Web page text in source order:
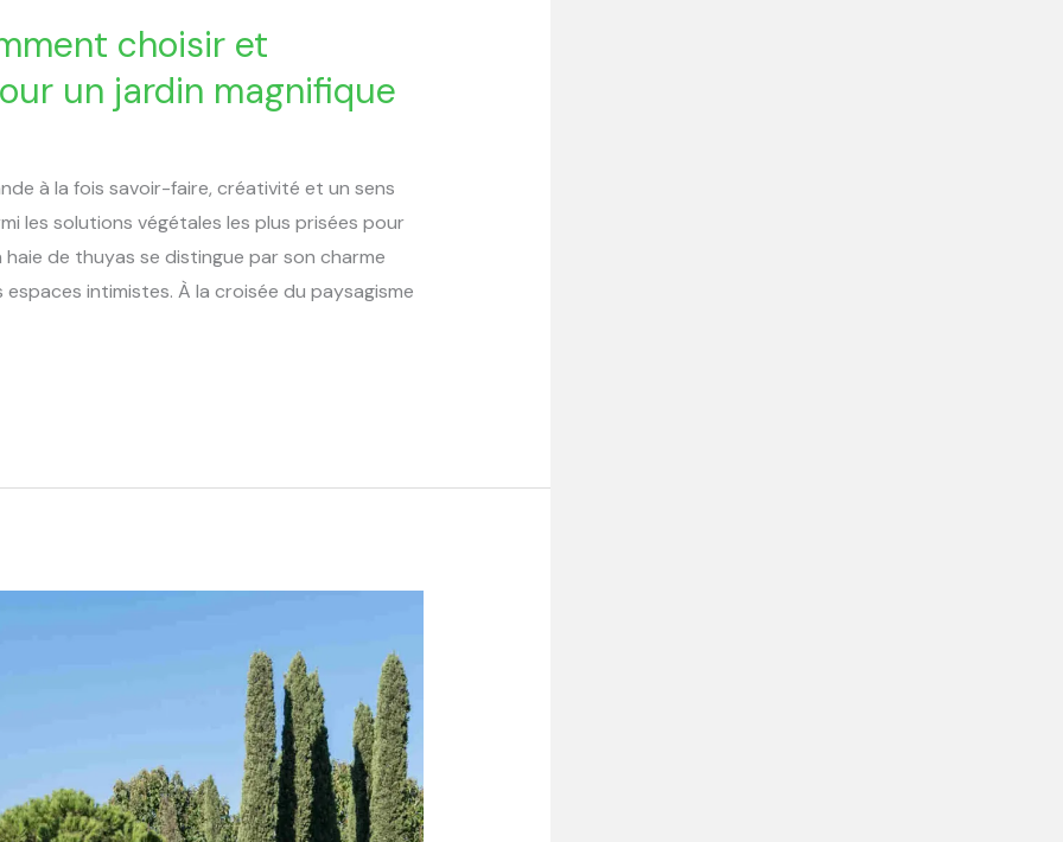
choisir et
un jardin magnifique
à la fois savoir-faire, créativité et un sens
les solutions végétales les plus prisées pour
de thuyas se distingue par son charme
intimistes. À la croisée du paysagisme